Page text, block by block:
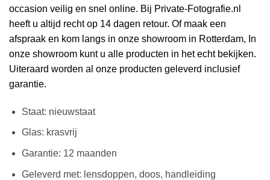
occasion veilig en snel online. Bij Private-Fotografie.nl
heeft u altijd recht op 14 dagen retour. Of maak een
afspraak en kom langs in onze showroom in Rotterdam, In
onze showroom kunt u alle producten in het echt bekijken.
Uiteraard worden al onze producten geleverd inclusief
garantie.
Staat: nieuwstaat
Glas: krasvrij
Garantie: 12 maanden
Geleverd met: lensdoppen, doos, handleiding